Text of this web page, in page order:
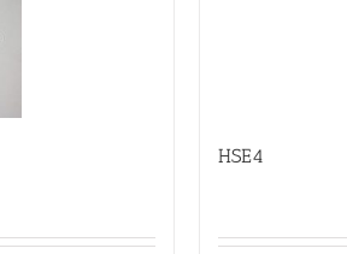
HSE4